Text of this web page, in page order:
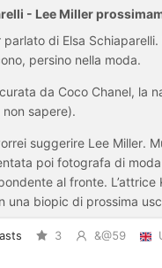
- Lee Miller
di Elsa Schiaparelli.
persino nella moda.
da Coco Chanel, la
sapere).
suggerire Lee Miller.
poi fotografa di
al fronte. L’attrice
una biopic di prossima
3 &@59